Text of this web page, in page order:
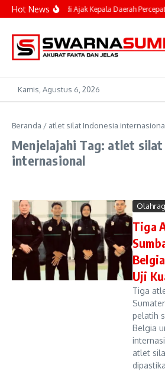
Lewati ke konten
Hot NewsMahyeldi Ajak Kepala Daerah
Kamis, Agustus 6, 2026
Beranda / atlet silat Indonesia
Menjelajahi Tag: atlet silat
internasional
Tiga
Uji
Tiga
pelatih
Belgia
atlet